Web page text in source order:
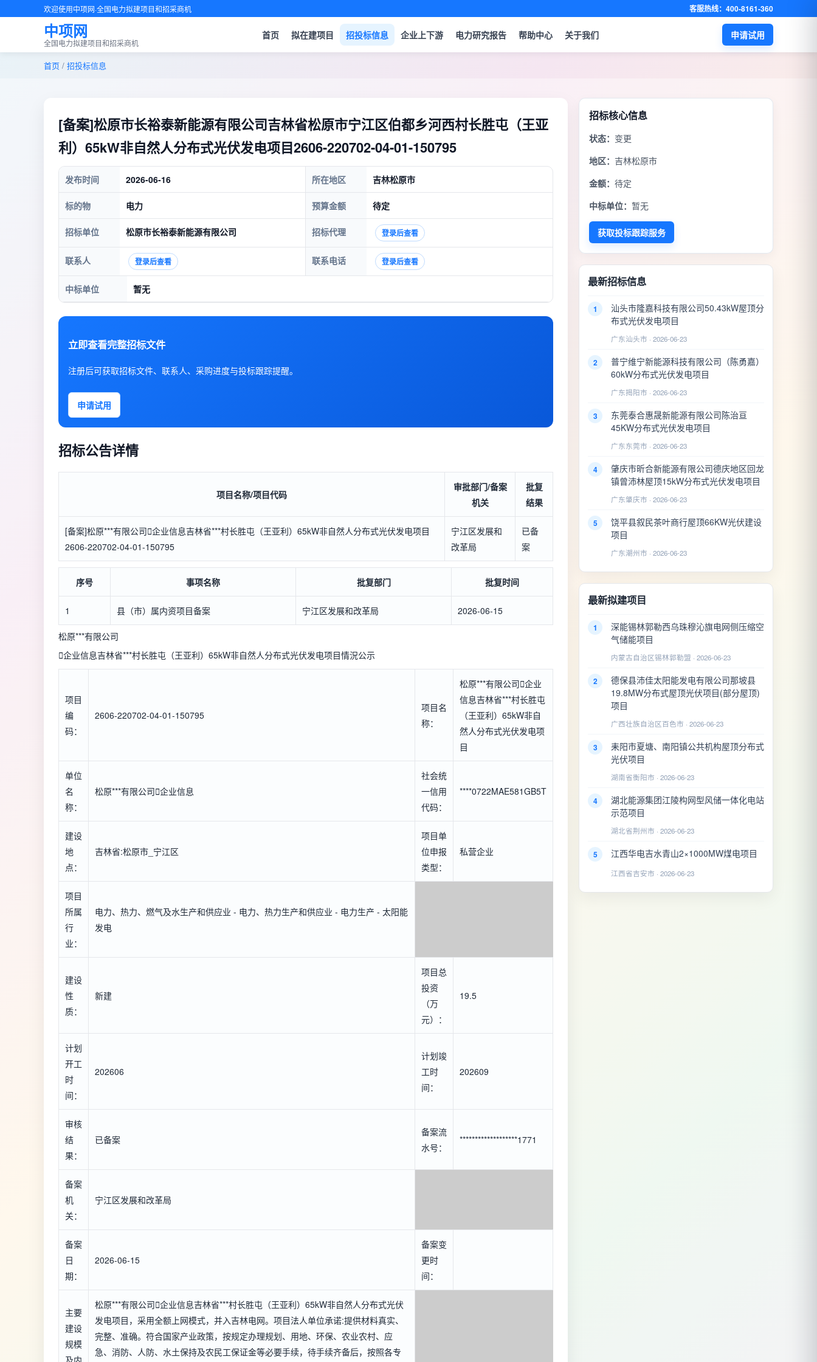
欢迎使用中项网·全国电力拟建项目和招采商机 客服热线：400-8161-360
中项网
全国电力拟建项目和招采商机
首页 拟在建项目 招投标信息 企业上下游 电力研究报告 帮助中心 关于我们 申请试用
首页 / 招投标信息
[备案]松原市长裕泰新能源有限公司吉林省松原市宁江区伯都乡河西村长胜屯（王亚
利）65kW非自然人分布式光伏发电项目2606-220702-04-01-150795
发布时间 2026-06-16 所在地区 吉林松原市
标的物 电力 预算金额 待定
招标单位 松原市长裕泰新能源有限公司 招标代理 登录后查看
联系人 登录后查看 联系电话 登录后查看
中标单位 暂无
立即查看完整招标文件
注册后可获取招标文件、联系人、采购进度与投标跟踪提醒。
申请试用
招标公告详情
项目名称/项目代码
审批部门/备案
机关
批复
结果
[备案]松原***有限公司企业信息吉林省***村长胜屯（王亚利）65kW非自然人分布式光伏发电项目
2606-220702-04-01-150795
宁江区发展和
改革局
已备
案
序号 事项名称 批复部门 批复时间
1 县（市）属内资项目备案 宁江区发展和改革局 2026-06-15
松原***有限公司
企业信息吉林省***村长胜屯（王亚利）65kW非自然人分布式光伏发电项目情況公示
项目
编
码：
2606-220702-04-01-150795
项目名
称：
松原***有限公司企业
信息吉林省***村长胜屯
（王亚利）65kW非自
然人分布式光伏发电项
目
单位
名
称：
松原***有限公司企业信息
社会统
一信用
代码：
****0722MAE581GB5T
建设
地
点：
吉林省:松原市_宁江区
项目单
位申报
类型：
私营企业
项目
所属
行
业：
电力、热力、燃气及水生产和供应业 - 电力、热力生产和供应业 - 电力生产 - 太阳能
发电
建设
性
质：
新建
项目总
投资
（万
元）：
19.5
计划
开工
时
间：
202606
计划竣
工时
间：
202609
审核
结
果：
已备案
备案流
水号：
*******************1771
备案
机
关：
宁江区发展和改革局
备案
日
期：
2026-06-15
备案变
更时
间：
主要
建设
规模
松原***有限公司企业信息吉林省***村长胜屯（王亚利）65kW非自然人分布式光伏
发电项目，采用全额上网模式，并入吉林电网。项目法人单位承诺:提供材料真实、
完整、准确。符合国家产业政策，按规定办理规划、用地、环保、农业农村、应
急、消防、人防、水土保持及农民工保证金等必要手续，待手续齐备后，按照各专
招标核心信息
状态： 变更
地区： 吉林松原市
金额： 待定
中标单位： 暂无
获取投标跟踪服务
最新招标信息
1
汕头市隆嘉科技有限公司50.43kW屋顶分
布式光伏发电项目
广东汕头市 · 2026-06-23
2
普宁维宁新能源科技有限公司（陈勇嘉）
60kW分布式光伏发电项目
广东揭阳市 · 2026-06-23
3
东莞泰合惠晟新能源有限公司陈治亘
45KW分布式光伏发电项目
广东东莞市 · 2026-06-23
4
肇庆市昕合新能源有限公司德庆地区回龙
镇曾沛林屋顶15kW分布式光伏发电项目
广东肇庆市 · 2026-06-23
5
饶平县叙民茶叶商行屋顶66KW光伏建设
项目
广东潮州市 · 2026-06-23
最新拟建项目
1
深能锡林郭勒西乌珠穆沁旗电网侧压缩空
气储能项目
内蒙古自治区锡林郭勒盟 · 2026-06-23
2
德保县沛佳太阳能发电有限公司那坡县
19.8MW分布式屋顶光伏项目(部分屋顶)
项目
广西壮族自治区百色市 · 2026-06-23
3
耒阳市夏塘、南阳镇公共机构屋顶分布式
光伏项目
湖南省衡阳市 · 2026-06-23
4
湖北能源集团江陵构网型风储一体化电站
示范项目
湖北省荆州市 · 2026-06-23
5 江西华电吉水青山2×1000MW煤电项目
江西省吉安市 · 2026-06-23